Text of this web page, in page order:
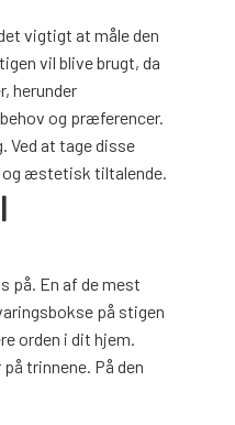
vigtigt at måle den
vil blive brugt, da
herunder
og præferencer.
Ved at tage disse
og æstetisk tiltalende.
på. En af de mest
på stigen
orden i dit hjem.
trinnene. På den